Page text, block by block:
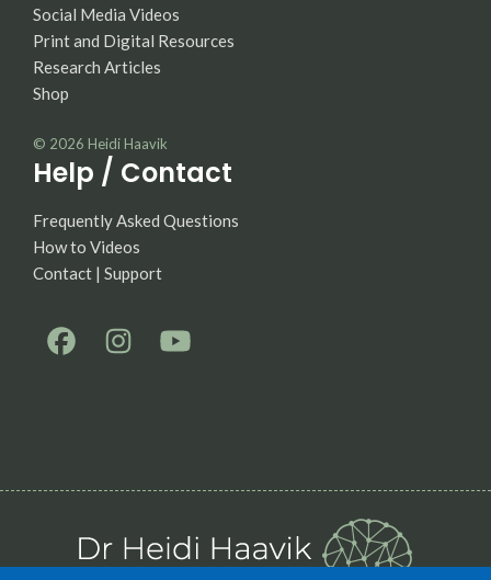
Social Media Videos
Print and Digital Resources
Research Articles
Shop
© 2026 Heidi Haavik
Help / Contact
Frequently Asked Questions
How to Videos
Contact | Support